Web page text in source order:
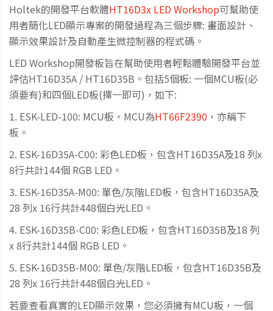
Holtek的開發平台軟體HT16D3x LED Workshop可幫助使
用者簡化LED顯示專案的開發過程為三個步驟: 畫面設計、
顯示效果設計及自動產生微控制器的程式碼。
LED Workshop開發板旨在幫助使用者輕鬆體驗開發平台並
評估HT16D35A / HT16D35B。包括5個板: 一個MCU板(必
須要有)和四個LED板(擇一即可)，如下:
1. ESK-LED-100: MCU板，MCU為HT66F2390 ，亦稱下
板。
2. ESK-16D35A-C00: 彩色LED板，包含HT16D35A及18 列x
8行共計144個 RGB LED。
3. ESK-16D35A-M00: 單色/灰階LED板，包含HT16D35A及
28 列x 16行共計448個白光LED。
4. ESK-16D35B-C00: 彩色LED板，包含HT16D35B及18 列
x 8行共計144個 RGB LED。
5. ESK-16D35B-M00: 單色/灰階LED板，包含HT16D35B及
28 列x 16行共計448個白光LED。
若要查看真實的LED顯示效果，您必須擁有MCU板，一個